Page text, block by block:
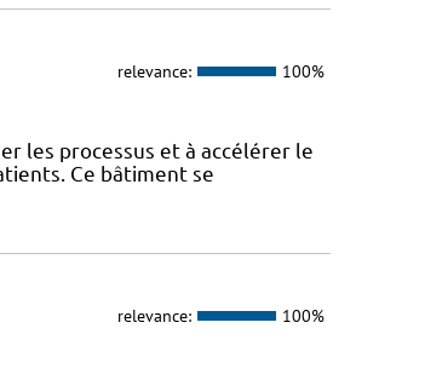
relevance: 100%
les processus et à accélérer le
Ce bâtiment se
relevance: 100%